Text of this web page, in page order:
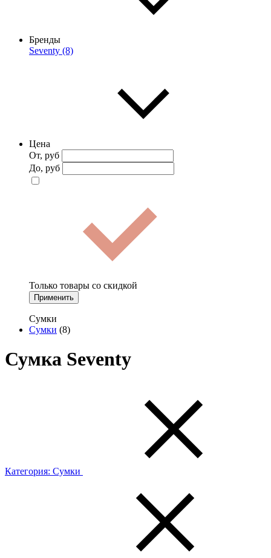
Бренды
Seventy (8)
Цена
От, руб
До, руб
Только товары со скидкой
Применить
Сумки
Сумки (8)
Сумка Seventy
Категория: Сумки